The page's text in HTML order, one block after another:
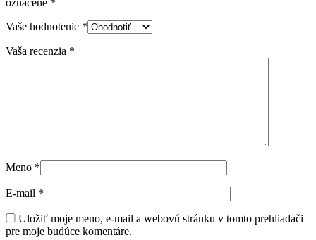
označené *
Vaše hodnotenie *
Vaša recenzia *
Meno *
E-mail *
Uložiť moje meno, e-mail a webovú stránku v tomto prehliadači
pre moje budúce komentáre.